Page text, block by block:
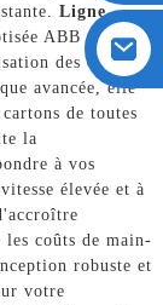
Ligne
ABB
des cartons
avancée, elle
de toutes
la
à vos
élevée et à
coûts de main-
robuste et
votre